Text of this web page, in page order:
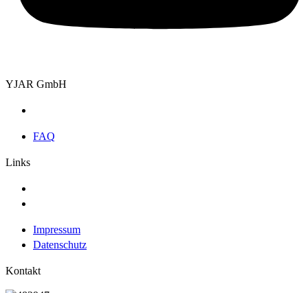
YJAR GmbH
FAQ
Links
Impressum
Datenschutz
Kontakt